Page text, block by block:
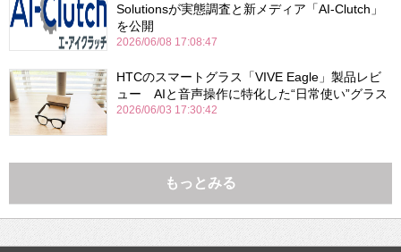
Solutionsが実態調査と新メディア「AI-Clutch」
を公開
2026/06/08 17:08:47
HTCのスマートグラス「VIVE Eagle」製品レビ
ュー AIと音声操作に特化した“日常使い”グラス
2026/06/03 17:30:42
もっとみる